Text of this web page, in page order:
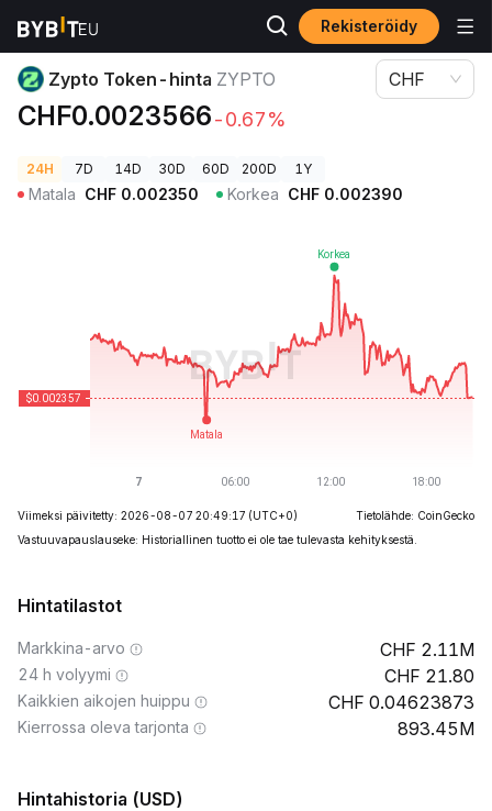
Rekisteröidy
Kryptohinnat Zypto Token-hinta ZYPTO
Zypto Token-hinta ZYPTO
CHF0.0023566-0.67%
CHF
24H 7D 14D 30D 60D 200D 1Y
Matala CHF 0.002350 Korkea CHF 0.002390
Viimeksi päivitetty: 2026-08-07 20:49:17 (UTC+0)
Tietolähde: CoinGecko
Vastuuvapauslauseke: Historiallinen tuotto ei ole tae tulevasta kehityksestä.
Hintatilastot
Markkina-arvo 2.11M
24 h volyymi 21.80
Kaikkien aikojen huippu 0.04623873
Kierrossa oleva tarjonta 893.45M
Hintahistoria (USD)